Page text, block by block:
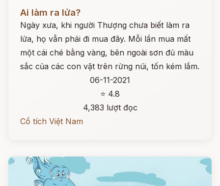
Ai làm ra lửa?
Ngày xưa, khi người Thượng chưa biết làm ra
lửa, họ vẫn phải đi mua đãy. Mỗi lần mua mất
một cái ché bằng vàng, bên ngoài sơn đủ màu
sắc của các con vật trên rừng núi, tốn kém lắm.
06-11-2021
⭐ 4.8
4,383 lượt đọc
Cổ tích Việt Nam